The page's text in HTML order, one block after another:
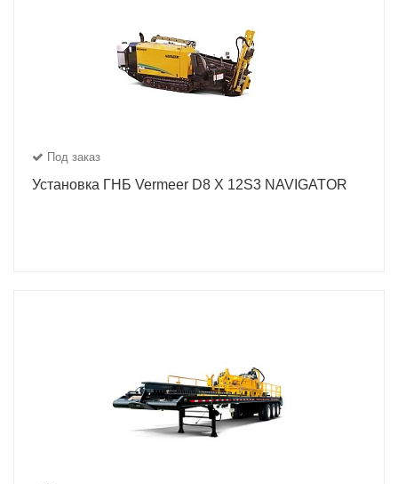
Под заказ
Установка ГНБ Vermeer D8 X 12S3 NAVIGATOR